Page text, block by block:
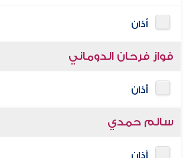
أذان
فواز فرحان الدوماني
أذان
سالم حمدي
أذان